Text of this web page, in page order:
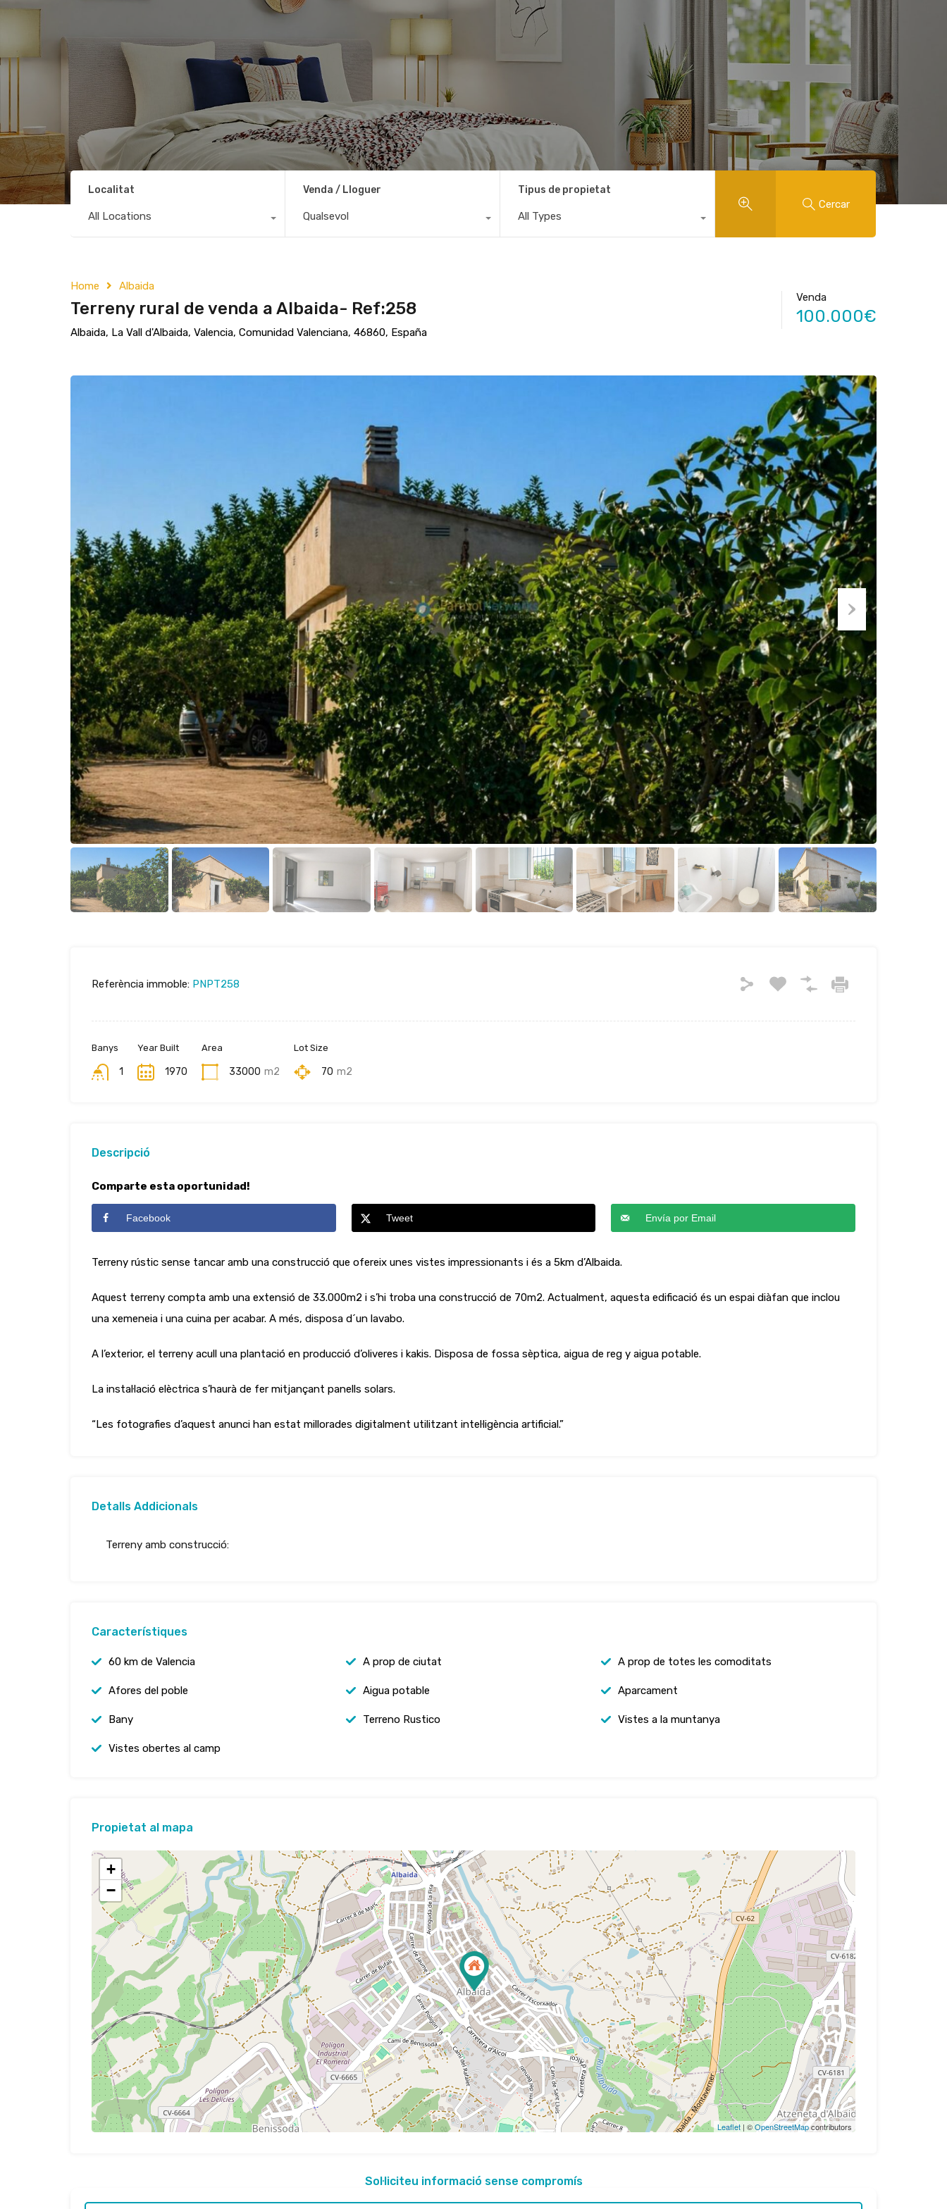
Localitat
All Locations
Venda / Lloguer
Qualsevol
Tipus de propietat
All Types
Cercar
Home Albaida
Terreny rural de venda a Albaida- Ref:258
Albaida, La Vall d'Albaida, Valencia, Comunidad Valenciana, 46860, España
Venda
100.000€
Referència immoble: PNPT258
Banys
1
Year Built
1970
Area
33000 m2
Lot Size
70 m2
Descripció
Comparte esta oportunidad!
Facebook Tweet Envía por Email
Terreny rústic sense tancar amb una construcció que ofereix unes vistes impressionants i és a 5km d’Albaida.
Aquest terreny compta amb una extensió de 33.000m2 i s’hi troba una construcció de 70m2. Actualment, aquesta edificació és un espai diàfan que inclou
una xemeneia i una cuina per acabar. A més, disposa d´un lavabo.
A l’exterior, el terreny acull una plantació en producció d’oliveres i kakis. Disposa de fossa sèptica, aigua de reg y aigua potable.
La instal·lació elèctrica s’haurà de fer mitjançant panells solars.
“Les fotografies d’aquest anunci han estat millorades digitalment utilitzant intel·ligència artificial.”
Detalls Addicionals
Terreny amb construcció:
Característiques
60 km de Valencia A prop de ciutat A prop de totes les comoditats
Afores del poble Aigua potable Aparcament
Bany Terreno Rustico Vistes a la muntanya
Vistes obertes al camp
Propietat al mapa
+
−
Leaflet | ©OpenStreetMapcontributors
Sol·liciteu informació sense compromís